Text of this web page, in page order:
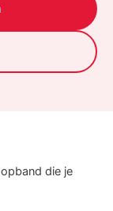
die je